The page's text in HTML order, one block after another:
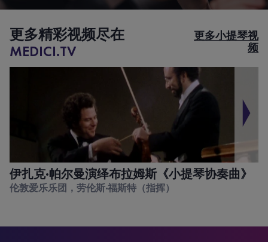
更多精彩视频尽在
MEDICI.TV
更多小提琴视
频
伊扎克·帕尔曼演绎布拉姆斯《小提琴协奏曲》
伦敦爱乐乐团，劳伦斯·福斯特（指挥）